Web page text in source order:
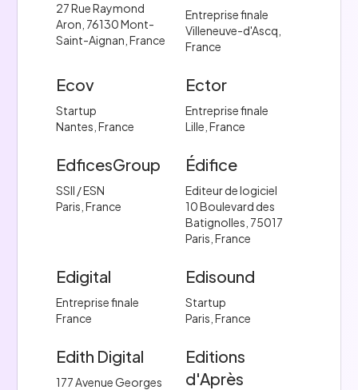
27 Rue Raymond
Aron, 76130 Mont-
Saint-Aignan, France
Entreprise finale
Villeneuve-d'Ascq,
France
Ecov
Startup
Nantes, France
Ector
Entreprise finale
Lille, France
EdficesGroup
SSII / ESN
Paris, France
Édifice
Editeur de logiciel
10 Boulevard des
Batignolles, 75017
Paris, France
Edigital
Entreprise finale
France
Edisound
Startup
Paris, France
Edith Digital
177 Avenue Georges
Editions
d'Après